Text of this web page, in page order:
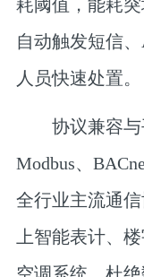
耗阈值，能耗
自动触发短信
人员快速处置。
协议兼容
Modbus、
全行业主流通
上智能表计、